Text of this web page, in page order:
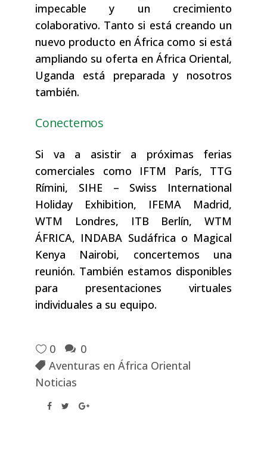
impecable y un crecimiento
colaborativo. Tanto si está creando un
nuevo producto en África como si está
ampliando su oferta en África Oriental,
Uganda está preparada y nosotros
también.
Conectemos
Si va a asistir a próximas ferias
comerciales como IFTM París, TTG
Rímini, SIHE – Swiss International
Holiday Exhibition, IFEMA Madrid,
WTM Londres, ITB Berlín, WTM
ÁFRICA, INDABA Sudáfrica o Magical
Kenya Nairobi, concertemos una
reunión. También estamos disponibles
para presentaciones virtuales
individuales a su equipo.
0
0
Aventuras en África Oriental
Noticias